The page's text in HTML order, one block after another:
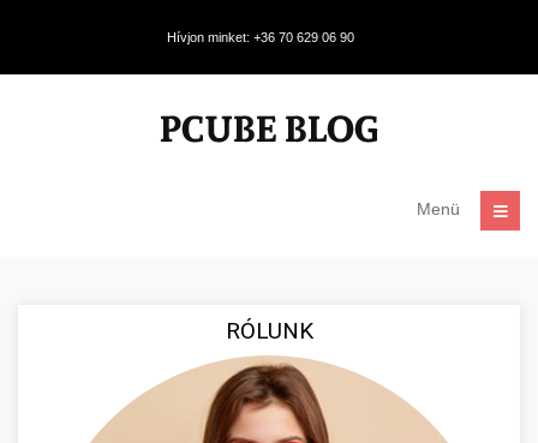
Hívjon minket: +36 70 629 06 90
Menü
RÓLUNK